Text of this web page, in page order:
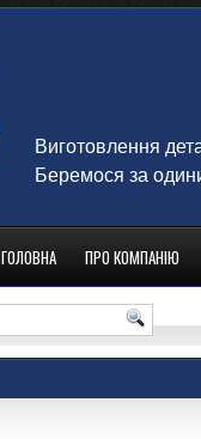
Виготовлення
Беремося за
ГОЛОВНА ПРО КОМПАНІЮ